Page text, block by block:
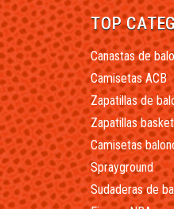
TOP
Canastas de
Camisetas ACB
Zapatillas de
Zapatillas
Camisetas
Sprayground
Sudaderas de